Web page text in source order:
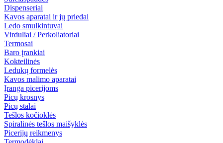
Dispenseriai
Kavos aparatai ir jų priedai
Ledo smulkintuvai
Virduliai / Perkoliatoriai
Termosai
Baro įrankiai
Kokteilinės
Ledukų formelės
Kavos malimo aparatai
Įranga picerijoms
Picų krosnys
Picų stalai
Tešlos kočioklės
Spiralinės tešlos maišyklės
Picerijų reikmenys